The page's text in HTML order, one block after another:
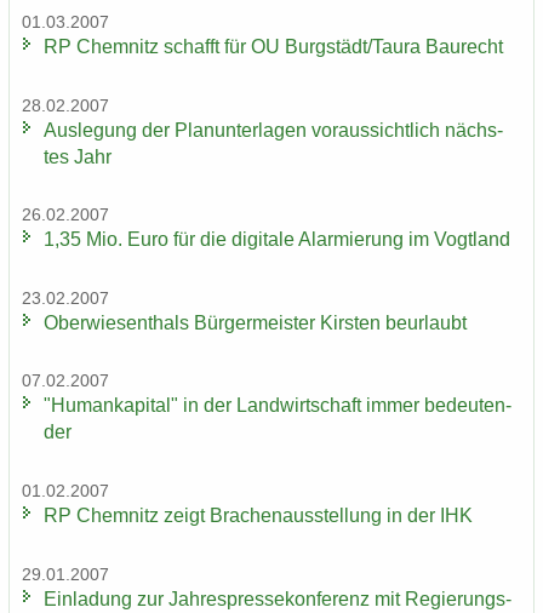
01.03.2007
RP Chem­nitz schafft für OU Burg­städt/Taura Bau­recht
28.02.2007
Aus­le­gung der Plan­un­ter­la­gen vor­aus­sicht­lich nächs­
tes Jahr
26.02.2007
1,35 Mio. Euro für die di­gi­ta­le Alar­mie­rung im Vogt­land
23.02.2007
Ober­wie­sen­thals Bür­ger­meis­ter Kirs­ten be­ur­laubt
07.02.2007
"Hu­man­ka­pi­tal" in der Land­wirt­schaft immer be­deu­ten­
der
01.02.2007
RP Chem­nitz zeigt Bra­chen­aus­stel­lung in der IHK
29.01.2007
Ein­la­dung zur Jah­res­pres­se­kon­fe­renz mit Re­gie­rungs­